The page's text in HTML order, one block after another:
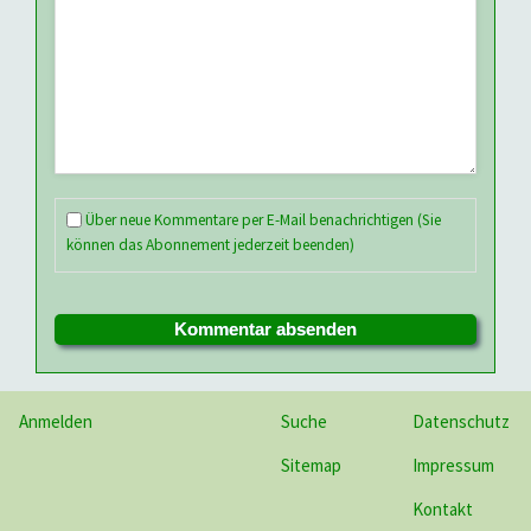
Über neue Kommentare per E-Mail benachrichtigen (Sie
können das Abonnement jederzeit beenden)
Kommentar absenden
Anmelden
Suche
Sitemap
Datenschutz
Impressum
Kontakt